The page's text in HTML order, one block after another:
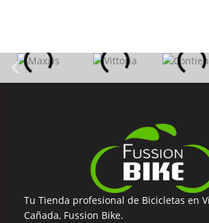
Tu Tienda profesional de Bicicletas en
Cañada, Fussion Bike.